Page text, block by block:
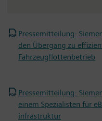
Pressemitteilung:
den Übergang zu
Fahrzeugflottenbetrieb
Pressemitteilung:
einem Spezialisten für
infrastruktur